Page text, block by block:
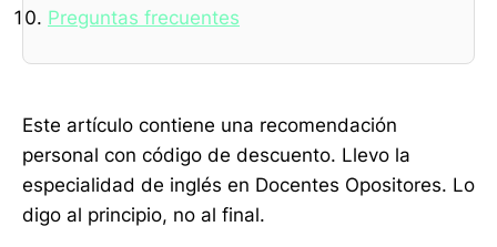
Preguntas frecuentes
Este artículo contiene una recomendación
personal con código de descuento. Llevo la
especialidad de inglés en Docentes Opositores. Lo
digo al principio, no al final.